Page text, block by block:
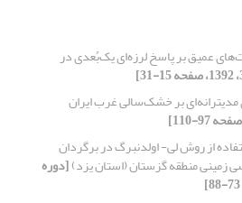
عمیق بر پاسخ لرزه‌ای یک‌بُعدی در
مدیترانه‌‌ای بر خشک‌سالی غرب ایران
از روش لی- اولدنبرگ در برگردان
زمینی منطقه گزستان (استان یزد)[دوره